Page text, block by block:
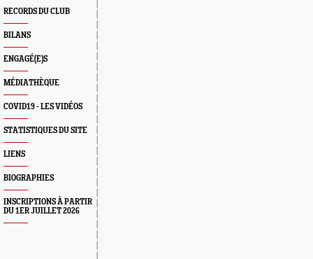
RECORDS DU CLUB
BILANS
ENGAGÉ(E)S
MÉDIATHÈQUE
COVID19 - LES VIDÉOS
STATISTIQUES DU SITE
LIENS
BIOGRAPHIES
INSCRIPTIONS À PARTIR
DU 1ER JUILLET 2026